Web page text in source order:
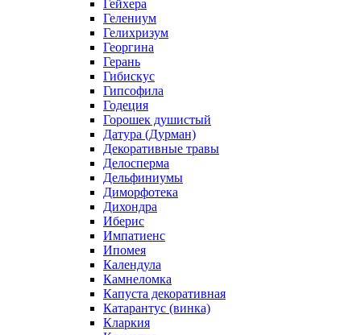
Гейхера
Гелениум
Гелихризум
Георгина
Герань
Гибискус
Гипсофила
Годеция
Горошек душистый
Датура (Дурман)
Декоративные травы
Делосперма
Дельфиниумы
Диморфотека
Дихондра
Иберис
Импатиенс
Ипомея
Календула
Камнеломка
Капуста декоративная
Катарантус (винка)
Кларкия